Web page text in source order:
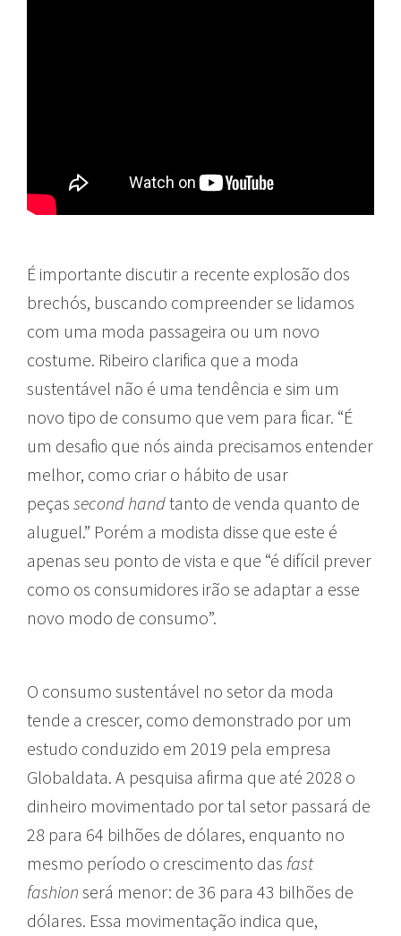
É importante discutir a recente explosão dos
brechós, buscando compreender se lidamos
com uma moda passageira ou um novo
costume. Ribeiro clarifica que a moda
sustentável não é uma tendência e sim um
novo tipo de consumo que vem para ficar. “É
um desafio que nós ainda precisamos entender
melhor, como criar o hábito de usar
peças second handtanto de venda quanto de
aluguel.” Porém a modista disse que este é
apenas seu ponto de vista e que “é difícil prever
como os consumidores irão se adaptar a esse
novo modo de consumo”.
O consumo sustentável no setor da moda
tende a crescer, como demonstrado por um
estudo conduzido em 2019 pela empresa
Globaldata. A pesquisa afirma que até 2028 o
dinheiro movimentado por tal setor passará de
28 para 64 bilhões de dólares, enquanto no
mesmo período o crescimento das fast
fashion será menor: de 36 para 43 bilhões de
dólares. Essa movimentação indica que,